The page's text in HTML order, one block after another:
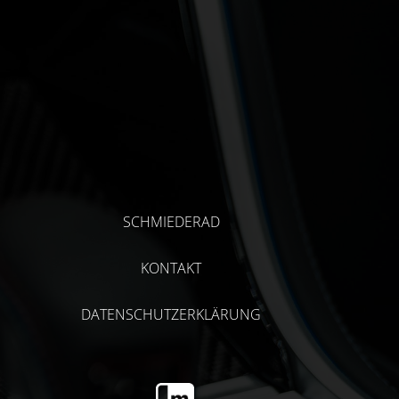
SCHMIEDERAD
KONTAKT
DATENSCHUTZERKLÄRUNG